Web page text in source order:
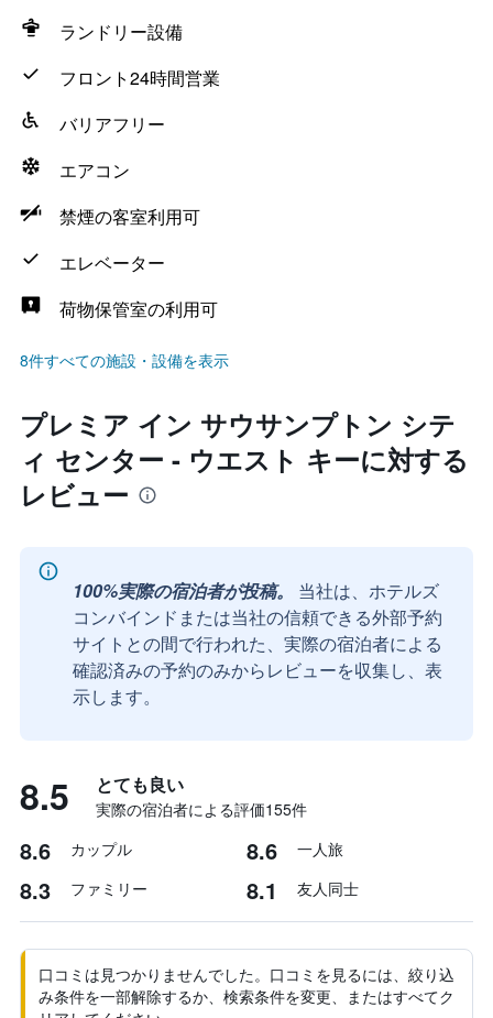
ランドリー設備
フロント24時間営業
バリアフリー
エアコン
禁煙の客室利用可
エレベーター
荷物保管室の利用可
8件すべての施設・設備を表示
プレミア イン サウサンプトン シテ
ィ センター - ウエスト キーに対する
レビュー
100%実際の宿泊者が投稿。
当社は、ホテルズ
コンバインドまたは当社の信頼できる外部予約
サイトとの間で行われた、実際の宿泊者による
確認済みの予約のみからレビューを収集し、表
示します。
8.5 とても良い
実際の宿泊者による評価155​件
8.6 カップル 8.6 一人旅
8.3 ファミリー 8.1 友人同士
口コミは見つかりませんでした。口コミを見るには、絞り込
み条件を一部解除するか、検索条件を変更、またはすべてク